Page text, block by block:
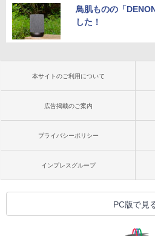
鳥肌ものの「
した！
本サイトのご利用について
広告掲載のご案内
プライバシーポリシー
インプレスグループ
PC版で見